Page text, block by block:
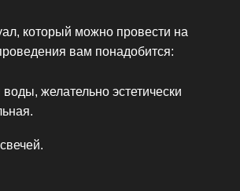
который можно провести на
вам понадобится:
желательно эстетически